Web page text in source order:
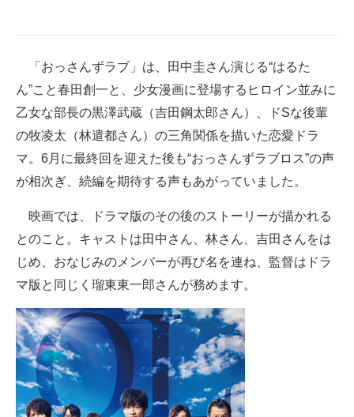
電子設計の基本と応用
エネルギーの専門メディア
建設×テクノロジーの最前線
ちょっと気になるネットの話題
「おっさんずラブ」は、田中圭さん演じる“はるた
ん”こと春田創一と、少女漫画に登場するヒロイン並みに
乙女な部長の黒澤武蔵（吉田鋼太郎さん）、ドSな後輩
の牧凌太（林遣都さん）の三角関係を描いた恋愛ドラ
マ。6月に最終回を迎えた後も“おっさんずラブロス”の声
が相次ぎ、続編を期待する声もあがっていました。
映画では、ドラマ版のその後のストーリーが描かれる
とのこと。キャストは田中さん、林さん、吉田さんをは
じめ、おなじみのメンバーが再び名を連ね、監督はドラ
マ版と同じく瑠東東一郎さんが務めます。